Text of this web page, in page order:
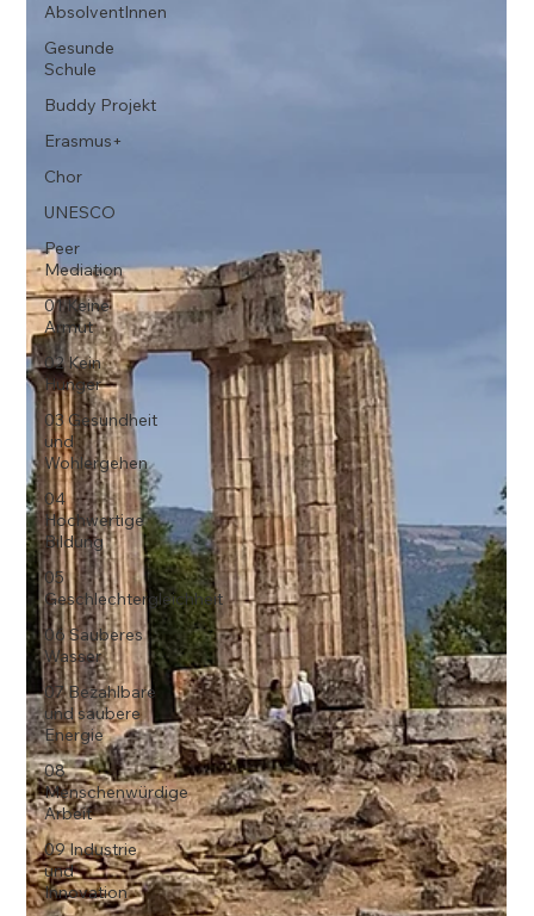
AbsolventInnen
Gesunde
Schule
Buddy Projekt
Erasmus+
Chor
UNESCO
Peer
Mediation
01 Keine
Armut
02 Kein
Hunger
03 Gesundheit
und
Wohlergehen
04
Hochwertige
Bildung
05
Geschlechtergleichheit
06 Sauberes
Wasser
07 Bezahlbare
und saubere
Energie
08
Menschenwürdige
Arbeit
09 Industrie
und
Innovation